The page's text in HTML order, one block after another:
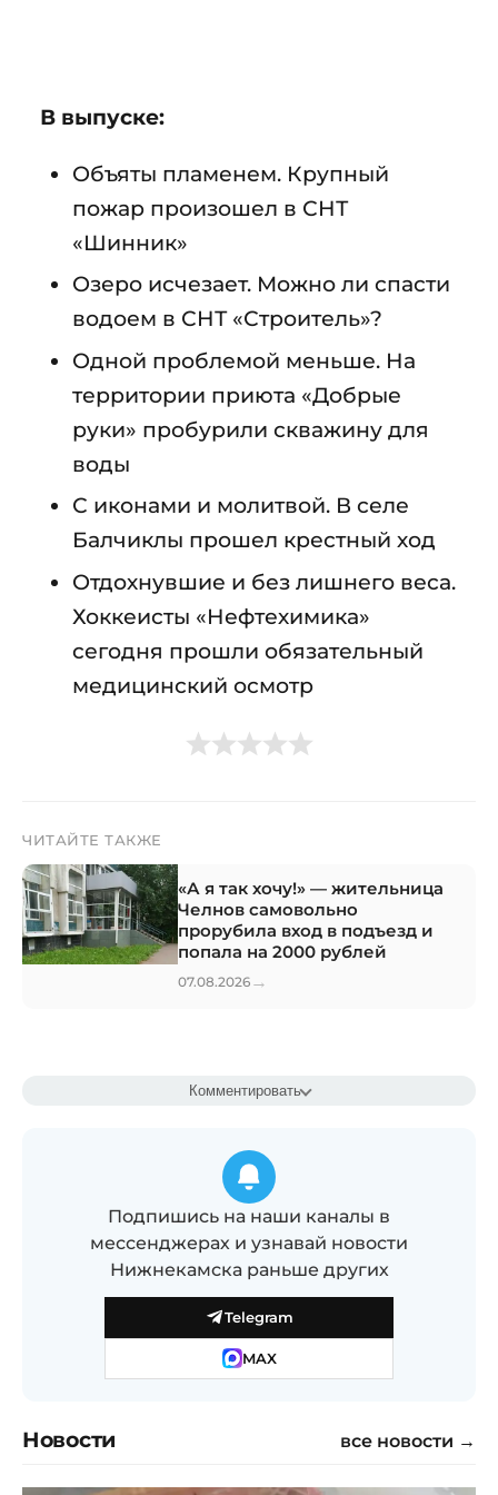
В выпуске:
Объяты пламенем. Крупный
пожар произошел в СНТ
«Шинник»
Озеро исчезает. Можно ли спасти
водоем в СНТ «Строитель»?
Одной проблемой меньше. На
территории приюта «Добрые
руки» пробурили скважину для
воды
С иконами и молитвой. В селе
Балчиклы прошел крестный ход
Отдохнувшие и без лишнего веса.
Хоккеисты «Нефтехимика»
сегодня прошли обязательный
медицинский осмотр
ЧИТАЙТЕ ТАКЖЕ
«А я так хочу!» — жительница
Челнов самовольно
прорубила вход в подъезд и
попала на 2000 рублей
07.08.2026 →
Комментировать
Подпишись на наши каналы в
мессенджерах и узнавай новости
Нижнекамска раньше других
Telegram
MAX
Новости все новости →